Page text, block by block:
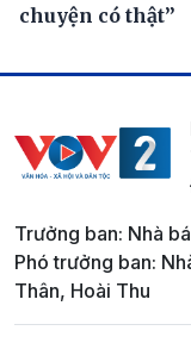
chuyện có thật”
Trưởng ban: Nhà
Phó trưởng ban:
Thân, Hoài Thu